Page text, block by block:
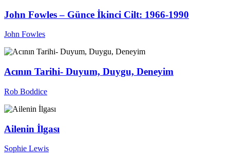
John Fowles – Günce İkinci Cilt: 1966-1990
John Fowles
Acının Tarihi- Duyum, Duygu, Deneyim
Rob Boddice
Ailenin İlgası
Sophie Lewis